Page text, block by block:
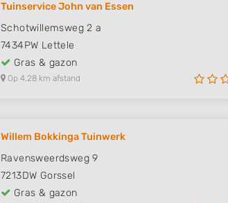
Tuinservice John van Essen
Schotwillemsweg 2 a
7434PW Lettele
Gras & gazon
Op 4,28 km afstand
Willem Bokkinga Tuinwerk
Ravensweerdsweg 9
7213DW Gorssel
Gras & gazon